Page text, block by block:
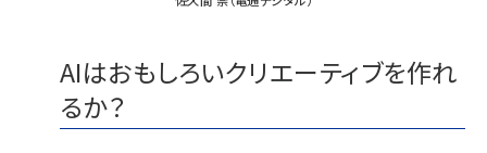
AIはおもしろいクリエーティブを作れ
るか？